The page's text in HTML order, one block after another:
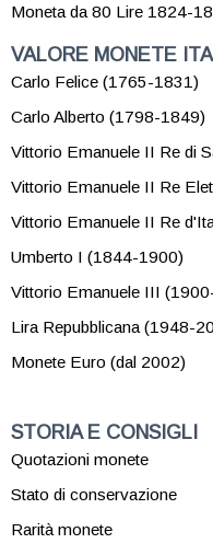
Moneta da 80 Lire 1824-
VALORE MONETE
Carlo Felice (1765-1831)
Carlo Alberto (1798-1849)
Vittorio Emanuele II Re di
Vittorio Emanuele II Re
Vittorio Emanuele II Re
Umberto I (1844-1900)
Vittorio Emanuele III
Lira Repubblicana (1948-
Monete Euro (dal 2002)
STORIA E CONSIGLI
Quotazioni monete
Stato di conservazione
Rarità monete